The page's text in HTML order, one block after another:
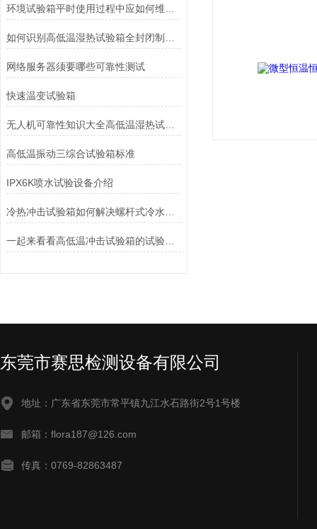
网络服务器须要哪些可靠性测试
快速温变试验箱
无人机可靠性知识大全高低温湿热试验箱
高低温振动三综合试验箱标准
IPX6K喷水试验设备介绍
一起来看看高低温冲击试验箱的试验过程
东莞市赛思检测设备有限公司
地址：广东省东莞市常平镇九江水石路街2号1号楼
邮箱：flora187@126.com
传真：0769-82863487